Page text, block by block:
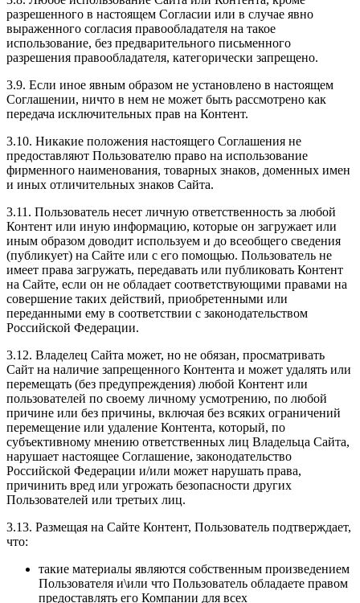
разрешенного в настоящем Согласии или в случае явно
выраженного согласия правообладателя на такое
использование, без предварительного письменного
разрешения правообладателя, категорически запрещено.
3.9. Если иное явным образом не установлено в настоящем
Соглашении, ничто в нем не может быть рассмотрено как
передача исключительных прав на Контент.
3.10. Никакие положения настоящего Соглашения не
предоставляют Пользователю право на использование
фирменного наименования, товарных знаков, доменных имен
и иных отличительных знаков Сайта.
3.11. Пользователь несет личную ответственность за любой
Контент или иную информацию, которые он загружает или
иным образом доводит используем и до всеобщего сведения
(публикует) на Сайте или с его помощью. Пользователь не
имеет права загружать, передавать или публиковать Контент
на Сайте, если он не обладает соответствующими правами на
совершение таких действий, приобретенными или
переданными ему в соответствии с законодательством
Российской Федерации.
3.12. Владелец Сайта может, но не обязан, просматривать
Сайт на наличие запрещенного Контента и может удалять или
перемещать (без предупреждения) любой Контент или
пользователей по своему личному усмотрению, по любой
причине или без причины, включая без всяких ограничений
перемещение или удаление Контента, который, по
субъективному мнению ответственных лиц Владельца Сайта,
нарушает настоящее Соглашение, законодательство
Российской Федерации и/или может нарушать права,
причинить вред или угрожать безопасности других
Пользователей или третьих лиц.
3.13. Размещая на Сайте Контент, Пользователь подтверждает,
что:
такие материалы являются собственным произведением
Пользователя и\или что Пользователь обладаете правом
предоставлять его Компании для всех